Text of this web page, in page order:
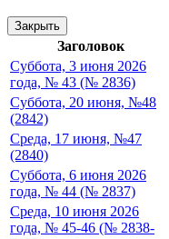
Закрыть
Заголовок
Суббота, 3 июня 2026
года, № 43 (№ 2836)
Суббота, 20 июня, №48
(2842)
Среда, 17 июня, №47
(2840)
Суббота, 6 июня 2026
года, № 44 (№ 2837)
Среда, 10 июня 2026
года, № 45-46 (№ 2838-